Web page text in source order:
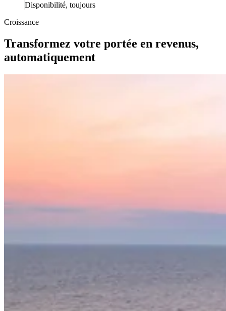
Disponibilité, toujours
Croissance
Transformez votre portée en revenus,
automatiquement